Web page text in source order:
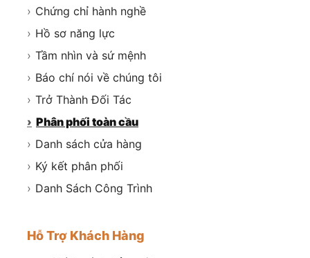
› Chứng chỉ hành nghề
› Hồ sơ năng lực
› Tầm nhìn và sứ mệnh
› Báo chí nói về chúng tôi
› Trở Thành Đối Tác
› Phân phối toàn cầu
› Danh sách cửa hàng
› Ký kết phân phối
› Danh Sách Công Trình
Hỗ Trợ Khách Hàng